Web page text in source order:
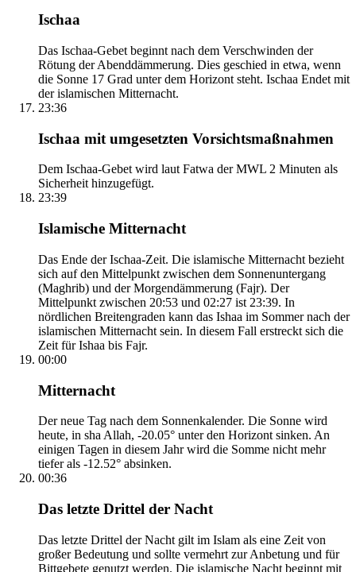
Ischaa
Das Ischaa-Gebet beginnt nach dem Verschwinden der
Rötung der Abenddämmerung. Dies geschied in etwa, wenn
die Sonne 17 Grad unter dem Horizont steht. Ischaa Endet mit
der islamischen Mitternacht.
23:36
Ischaa mit umgesetzten Vorsichtsmaßnahmen
Dem Ischaa-Gebet wird laut Fatwa der MWL 2 Minuten als
Sicherheit hinzugefügt.
23:39
Islamische Mitternacht
Das Ende der Ischaa-Zeit. Die islamische Mitternacht bezieht
sich auf den Mittelpunkt zwischen dem Sonnenuntergang
(Maghrib) und der Morgendämmerung (Fajr). Der
Mittelpunkt zwischen 20:53 und 02:27 ist 23:39. In
nördlichen Breitengraden kann das Ishaa im Sommer nach der
islamischen Mitternacht sein. In diesem Fall erstreckt sich die
Zeit für Ishaa bis Fajr.
00:00
Mitternacht
Der neue Tag nach dem Sonnenkalender. Die Sonne wird
heute, in sha Allah, -20.05° unter den Horizont sinken. An
einigen Tagen in diesem Jahr wird die Somme nicht mehr
tiefer als -12.52° absinken.
00:36
Das letzte Drittel der Nacht
Das letzte Drittel der Nacht gilt im Islam als eine Zeit von
großer Bedeutung und sollte vermehrt zur Anbetung und für
Bittgebete genutzt werden. Die islamische Nacht beginnt mit